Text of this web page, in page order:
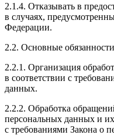
2.1.4. Отказывать в
в случаях,
Федерации.
2.2. Основные
2.2.1. Организация
в соответствии с
данных.
2.2.2. Обработка
персональных данных и их
с требованиями Закона о